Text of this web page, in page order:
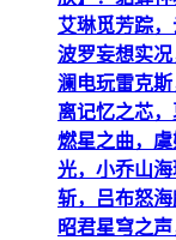
艾琳觅芳踪
波罗妄想实况
澜电玩雷克
离记忆之芯
燃星之曲，
光，小乔山
斩，吕布怒
昭君星穹之